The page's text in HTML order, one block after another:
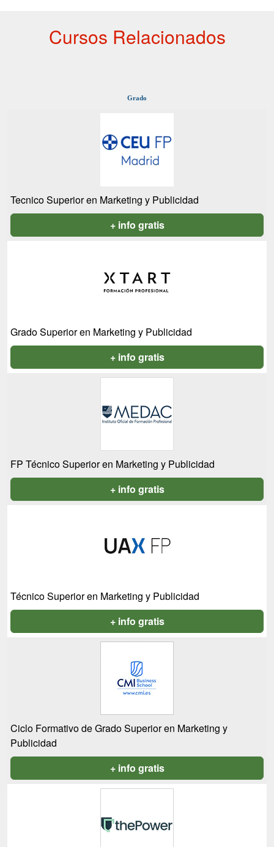
Cursos Relacionados
Grado
Tecnico Superior en Marketing y Publicidad
+ info gratis
Grado Superior en Marketing y Publicidad
+ info gratis
FP Técnico Superior en Marketing y Publicidad
+ info gratis
Técnico Superior en Marketing y Publicidad
+ info gratis
Ciclo Formativo de Grado Superior en Marketing y
Publicidad
+ info gratis